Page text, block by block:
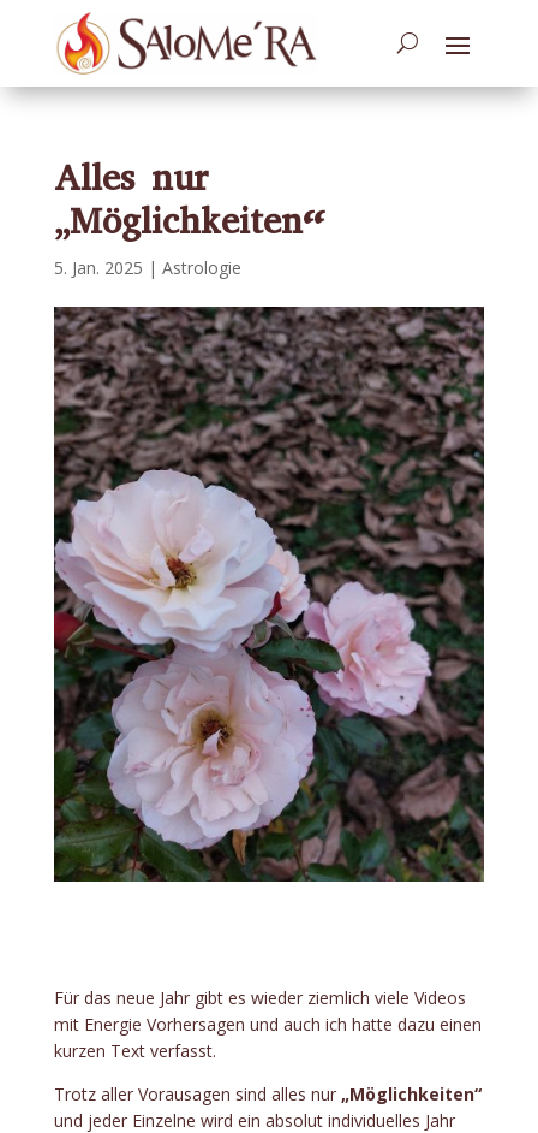
Alles nur
„Möglichkeiten“
5. Jan. 2025 | Astrologie
Für das neue Jahr gibt es wieder ziemlich viele Videos
mit Energie Vorhersagen und auch ich hatte dazu einen
kurzen Text verfasst.
Trotz aller Vorausagen sind alles nur„Möglichkeiten“
und jeder Einzelne wird ein absolut individuelles Jahr